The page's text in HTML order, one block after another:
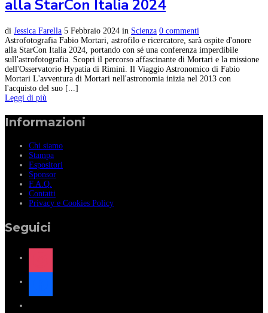
alla StarCon Italia 2024
di Jessica Farella 5 Febbraio 2024 in Scienza 0 commenti
Astrofotografia Fabio Mortari, astrofilo e ricercatore, sarà ospite d'onore
alla StarCon Italia 2024, portando con sé una conferenza imperdibile
sull'astrofotografia. Scopri il percorso affascinante di Mortari e la missione
dell'Osservatorio Hypatia di Rimini. Il Viaggio Astronomico di Fabio
Mortari L'avventura di Mortari nell'astronomia inizia nel 2013 con
l'acquisto del suo [...]
Leggi di più
Informazioni
Chi siamo
Stampa
Espositori
Sponsor
F.A.Q.
Contatti
Privacy e Cookies Policy
Seguici
instagram
facebook
x